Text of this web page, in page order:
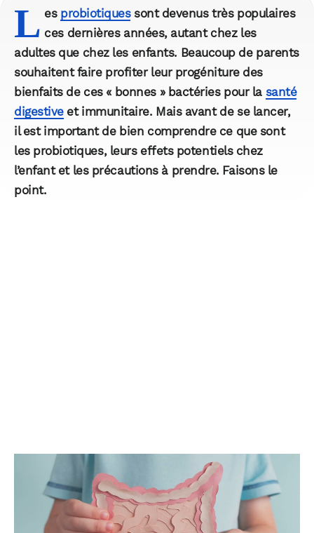
L es probiotiquessont devenus très populaires
ces dernières années, autant chez les
adultes que chez les enfants. Beaucoup de parents
souhaitent faire profiter leur progéniture des
bienfaits de ces « bonnes » bactéries pour la santé
digestiveet immunitaire. Mais avant de se lancer,
il est important de bien comprendre ce que sont
les probiotiques, leurs effets potentiels chez
l’enfant et les précautions à prendre. Faisons le
point.